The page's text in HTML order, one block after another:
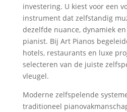
investering. U kiest voor een
instrument dat zelfstandig
dezelfde nuance, dynamiek
pianist. Bij Art Pianos
hotels, restaurants en luxe
selecteren van de juiste
vleugel.
Moderne zelfspelende
traditioneel